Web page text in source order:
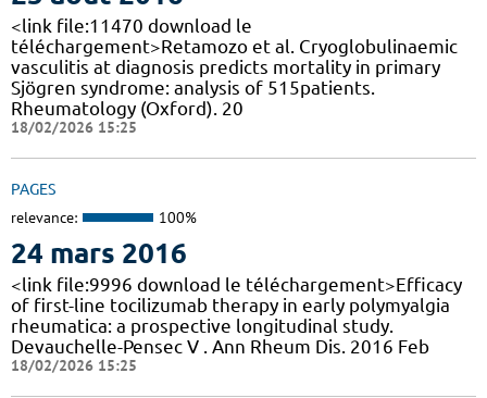
<link file:11470 download le
téléchargement>Retamozo et al. Cryoglobulinaemic
vasculitis at diagnosis predicts mortality in primary
Sjögren syndrome: analysis of 515patients.
Rheumatology (Oxford). 20
18/02/2026 15:25
PAGES
relevance: 100%
24 mars 2016
<link file:9996 download le téléchargement>Efficacy
of first-line tocilizumab therapy in early polymyalgia
rheumatica: a prospective longitudinal study.
Devauchelle-Pensec V . Ann Rheum Dis. 2016 Feb
18/02/2026 15:25